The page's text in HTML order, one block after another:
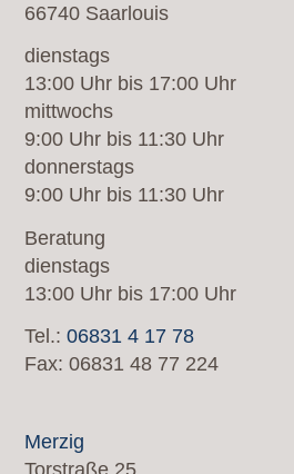
Kontakt
Neuigkeiten
66740 Saarlouis
dienstags
13:00 Uhr bis 17:00 Uhr
mittwochs
9:00 Uhr bis 11:30 Uhr
donnerstags
9:00 Uhr bis 11:30 Uhr
Beratung
dienstags
13:00 Uhr bis 17:00 Uhr
Tel.:06831 4 17 78
Fax: 06831 48 77 224
Merzig